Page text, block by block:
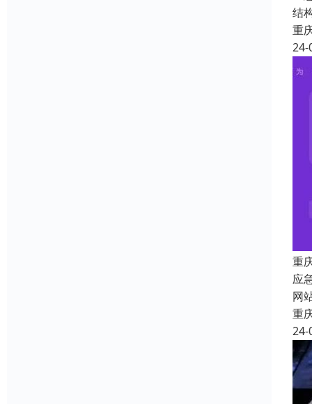
结
重
24-
重
应
网
重
24-